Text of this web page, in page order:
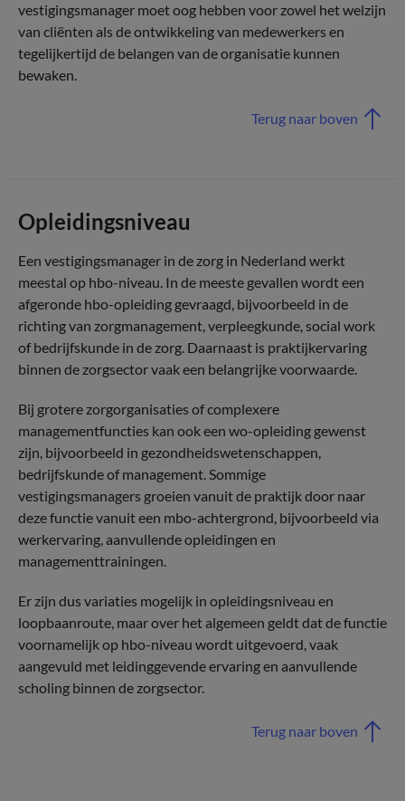
vestigingsmanager moet oog hebben voor zowel het welzijn
van cliënten als de ontwikkeling van medewerkers en
tegelijkertijd de belangen van de organisatie kunnen
bewaken.
Terug naar boven
Opleidingsniveau
Een vestigingsmanager in de zorg in Nederland werkt
meestal op hbo-niveau. In de meeste gevallen wordt een
afgeronde hbo-opleiding gevraagd, bijvoorbeeld in de
richting van zorgmanagement, verpleegkunde, social work
of bedrijfskunde in de zorg. Daarnaast is praktijkervaring
binnen de zorgsector vaak een belangrijke voorwaarde.
Bij grotere zorgorganisaties of complexere
managementfuncties kan ook een wo-opleiding gewenst
zijn, bijvoorbeeld in gezondheidswetenschappen,
bedrijfskunde of management. Sommige
vestigingsmanagers groeien vanuit de praktijk door naar
deze functie vanuit een mbo-achtergrond, bijvoorbeeld via
werkervaring, aanvullende opleidingen en
managementtrainingen.
Er zijn dus variaties mogelijk in opleidingsniveau en
loopbaanroute, maar over het algemeen geldt dat de functie
voornamelijk op hbo-niveau wordt uitgevoerd, vaak
aangevuld met leidinggevende ervaring en aanvullende
scholing binnen de zorgsector.
Terug naar boven